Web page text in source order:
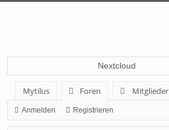
Nextcloud
Mytilus Foren
Mitglieder
Anmelden Registrieren